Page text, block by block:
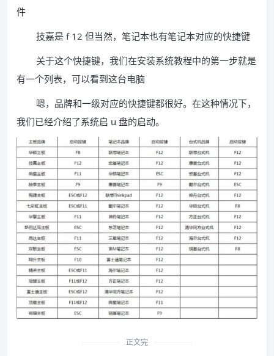
件
技嘉是 f 12 但当然，笔记本也有笔记本对应的快捷键
关于这个快捷键，我们在安装系统教程中的第一步就是
有一个列表，可以看到这台电脑
嗯，品牌和一级对应的快捷键都很好。在这种情况下，
我们已经介绍了系统启 u 盘的启动。
正文完